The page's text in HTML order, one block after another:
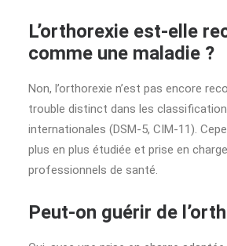
L’orthorexie est-elle
comme une maladie ?
Non, l’orthorexie n’est pas encore
trouble distinct dans les
internationales (DSM-5, CIM-11).
plus en plus étudiée et prise en
professionnels de santé.
Peut-on guérir de